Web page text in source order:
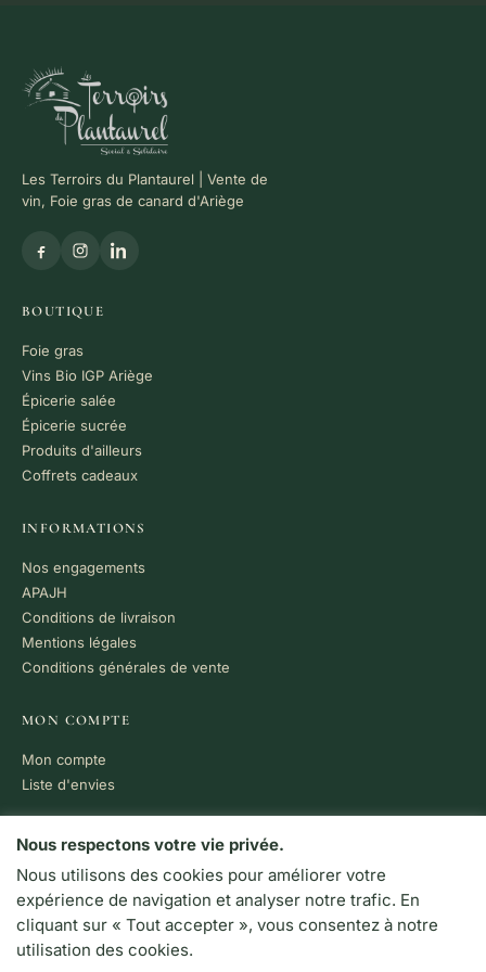
Les Terroirs du Plantaurel | Vente de
vin, Foie gras de canard d'Ariège
BOUTIQUE
Foie gras
Vins Bio IGP Ariège
Épicerie salée
Épicerie sucrée
Produits d'ailleurs
Coffrets cadeaux
INFORMATIONS
Nos engagements
APAJH
Conditions de livraison
Mentions légales
Conditions générales de vente
MON COMPTE
Mon compte
Liste d'envies
PAIEMENT 100% SÉCURISÉ
VISA MC CB
LIVRAISON RAPIDE
Colissimo · Chronopost
Nous respectons votre vie privée.
Nous utilisons des cookies pour améliorer votre
expérience de navigation et analyser notre trafic. En
cliquant sur « Tout accepter », vous consentez à notre
utilisation des cookies.